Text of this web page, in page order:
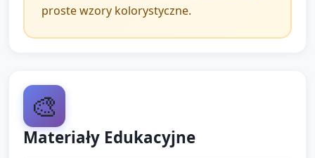
proste wzory kolorystyczne.
🎨
Materiały Edukacyjne